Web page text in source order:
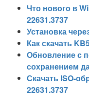
Что нового в
22631.3737
Установка
Как скачать
Обновление с
сохранением
Скачать ISO-
22631.3737